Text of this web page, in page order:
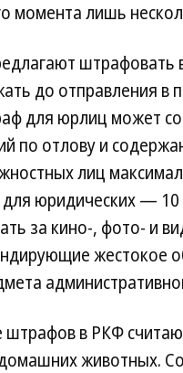
момента лишь
до отправления в
для юрлиц может
по отлову и
лиц
юридических —
за кино-, фото- и
жестокое
штрафов в РКФ
животных.